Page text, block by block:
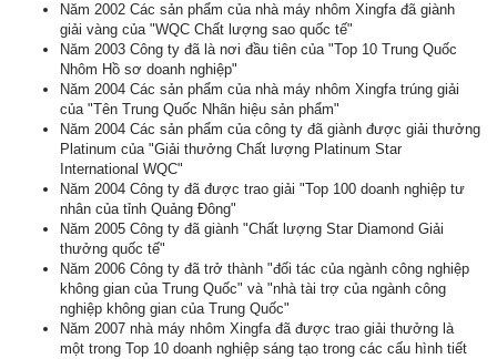
Năm 2002 Các sản phẩm của nhà máy nhôm Xingfa đã giành
giải vàng của "WQC Chất lượng sao quốc tế"
Năm 2003 Công ty đã là nơi đầu tiên của "Top 10 Trung Quốc
Nhôm Hồ sơ doanh nghiệp"
Năm 2004 Các sản phẩm của nhà máy nhôm Xingfa trúng giải
của "Tên Trung Quốc Nhãn hiệu sản phẩm"
Năm 2004 Các sản phẩm của công ty đã giành được giải thưởng
Platinum của "Giải thưởng Chất lượng Platinum Star
International WQC"
Năm 2004 Công ty đã được trao giải "Top 100 doanh nghiệp tư
nhân của tỉnh Quảng Đông"
Năm 2005 Công ty đã giành "Chất lượng Star Diamond Giải
thưởng quốc tế"
Năm 2006 Công ty đã trở thành "đối tác của ngành công nghiệp
không gian của Trung Quốc" và "nhà tài trợ của ngành công
nghiệp không gian của Trung Quốc"
Năm 2007 nhà máy nhôm Xingfa đã được trao giải thưởng là
một trong Top 10 doanh nghiệp sáng tạo trong các cấu hình tiết